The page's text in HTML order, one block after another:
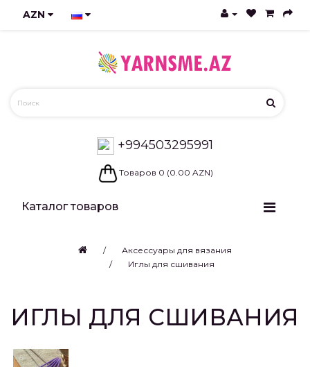
AZN
+994503295991
Товаров 0 (0.00 AZN)
Каталог товаров
Аксессуары для вязания
Иглы для сшивания
ИГЛЫ ДЛЯ СШИВАНИЯ